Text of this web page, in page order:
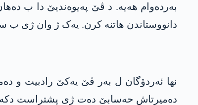
بەردەوام ھەیە. د ڤێ پەیوەندیێ دا ب
دانووستاندن ھاتنە کرن. یەک ژ وان ژی ب
نھا ئەردۆگان ل بەر ڤێ یەکێ رادبیت و
دەمیرتاش حەسابێ دەت ژی پشتراست دکەت.